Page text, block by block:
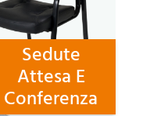
Sedute
Attesa E
Conferenza